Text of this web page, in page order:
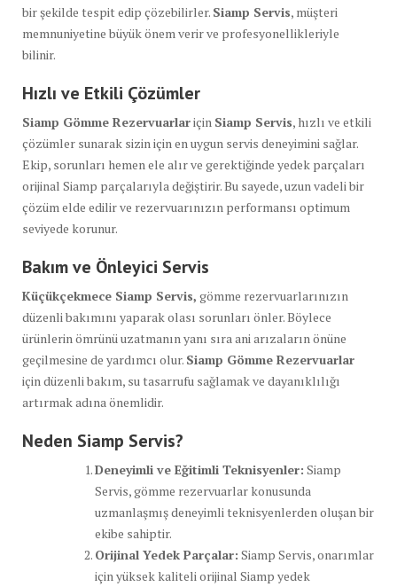
bir şekilde tespit edip çözebilirler. Siamp Servis, müşteri
memnuniyetine büyük önem verir ve profesyonellikleriyle
bilinir.
Hızlı ve Etkili Çözümler
Siamp Gömme Rezervuarlariçin Siamp Servis, hızlı ve etkili
çözümler sunarak sizin için en uygun servis deneyimini sağlar.
Ekip, sorunları hemen ele alır ve gerektiğinde yedek parçaları
orijinal Siamp parçalarıyla değiştirir. Bu sayede, uzun vadeli bir
çözüm elde edilir ve rezervuarınızın performansı optimum
seviyede korunur.
Bakım ve Önleyici Servis
Küçükçekmece Siamp Servis, gömme rezervuarlarınızın
düzenli bakımını yaparak olası sorunları önler. Böylece
ürünlerin ömrünü uzatmanın yanı sıra ani arızaların önüne
geçilmesine de yardımcı olur. Siamp Gömme Rezervuarlar
için düzenli bakım, su tasarrufu sağlamak ve dayanıklılığı
artırmak adına önemlidir.
Neden Siamp Servis?
Deneyimli ve Eğitimli Teknisyenler: Siamp
Servis, gömme rezervuarlar konusunda
uzmanlaşmış deneyimli teknisyenlerden oluşan bir
ekibe sahiptir.
Orijinal Yedek Parçalar: Siamp Servis, onarımlar
için yüksek kaliteli orijinal Siamp yedek